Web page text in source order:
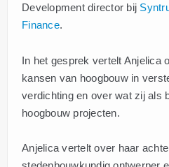
Development director bij
Finance.
In het gesprek vertelt Anjelica
kansen van hoogbouw in
verdichting en over wat zij als
hoogbouw projecten.
Anjelica vertelt over haar